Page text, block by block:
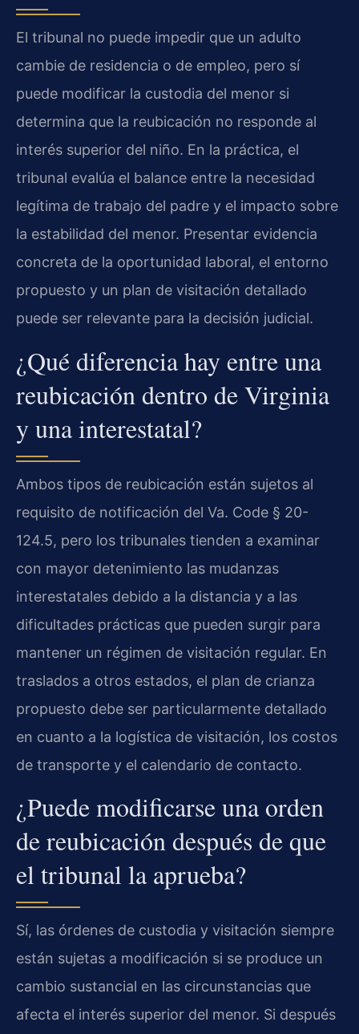
El tribunal no puede impedir que un adulto
cambie de residencia o de empleo, pero sí
puede modificar la custodia del menor si
determina que la reubicación no responde al
interés superior del niño. En la práctica, el
tribunal evalúa el balance entre la necesidad
legítima de trabajo del padre y el impacto sobre
la estabilidad del menor. Presentar evidencia
concreta de la oportunidad laboral, el entorno
propuesto y un plan de visitación detallado
puede ser relevante para la decisión judicial.
¿Qué diferencia hay entre una
reubicación dentro de Virginia
y una interestatal?
Ambos tipos de reubicación están sujetos al
requisito de notificación del Va. Code § 20-
124.5, pero los tribunales tienden a examinar
con mayor detenimiento las mudanzas
interestatales debido a la distancia y a las
dificultades prácticas que pueden surgir para
mantener un régimen de visitación regular. En
traslados a otros estados, el plan de crianza
propuesto debe ser particularmente detallado
en cuanto a la logística de visitación, los costos
de transporte y el calendario de contacto.
¿Puede modificarse una orden
de reubicación después de que
el tribunal la aprueba?
Sí, las órdenes de custodia y visitación siempre
están sujetas a modificación si se produce un
cambio sustancial en las circunstancias que
afecta el interés superior del menor. Si después